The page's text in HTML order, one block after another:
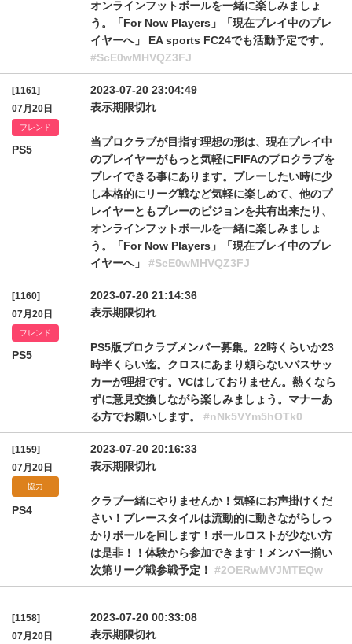
オンラインフットボールを一緒に楽しみましょ
う。「For Now Players」「現在プレイ中のプレ
イヤーへ」 EA sports FC24でも活動予定です。
#ScE0wMHVQZ3FJ
[1161]
07月20日
フレンド
PS5
2023-07-20 23:04:49
表示期限切れ
当プロクラブが目指す理想の形は、現在プレイ中
のプレイヤーがもっと気軽にFIFAのプロクラブを
プレイできる事にあります。プレーしたい時に少
し本格的にリーグ戦など気軽に楽しめて、他のプ
レイヤーともプレーのビジョンを共有出来たり、
オンラインフットボールを一緒に楽しみましょ
う。「For Now Players」「現在プレイ中のプレ
イヤーへ」 #ScE0wMHVQZ3FJ
[1160]
07月20日
フレンド
PS5
2023-07-20 21:14:36
表示期限切れ
PS5版プロクラブメンバー募集。22時くらいか23
時半くらい迄。クロスにあまり頼らないパスサッ
カーが理想です。VCはしておりません。熱くなら
ずに意見交換しながら楽しみましょう。マナーあ
る方でお願いします。 #nNk5VYm5hOTk0
[1159]
07月20日
協力
PS4
2023-07-20 20:16:33
表示期限切れ
クラブ一緒にやりませんか！気軽にお声掛けくだ
さい！プレースタイルは流動的に動きながらしっ
かりボールを回します！ボールロストが少ない方
は是非！！体験から参加できます！メンバー揃い
次第リーグ戦参戦予定！ #2OERwMVJMTEQw
[1158]
07月20日
2023-07-20 00:33:08
表示期限切れ